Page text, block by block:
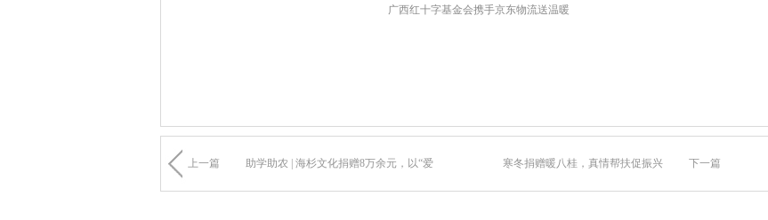
广西红十字基金会携手京东物流送温暖
上一篇 助学助农 | 海杉文化捐赠8万余元，以“爱 寒冬捐赠暖八桂，真情帮扶促振兴 下一篇